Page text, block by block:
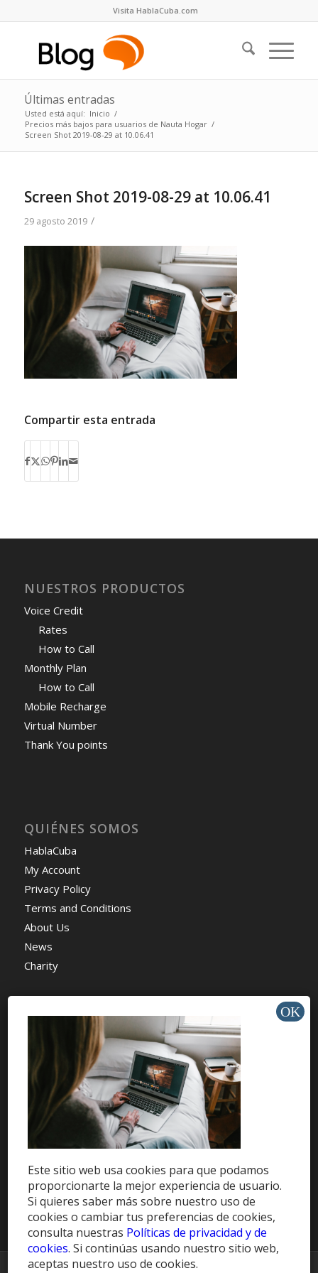
Visita HablaCuba.com
Últimas entradas
Usted está aquí: Inicio /
Precios más bajos para usuarios de Nauta Hogar /
Screen Shot 2019-08-29 at 10.06.41
Screen Shot 2019-08-29 at 10.06.41
29 agosto 2019 /
Compartir esta entrada
NUESTROS PRODUCTOS
Voice Credit
Rates
How to Call
Monthly Plan
How to Call
Mobile Recharge
Virtual Number
Thank You points
QUIÉNES SOMOS
HablaCuba
My Account
Privacy Policy
Terms and Conditions
About Us
News
Charity
AYUDA Y SOPORTE
Help Center
Support
Tutorials
Get Offers »
Este sitio web usa cookies para que podamos
proporcionarte la mejor experiencia de usuario.
Si quieres saber más sobre nuestro uso de
cookies o cambiar tus preferencias de cookies,
consulta nuestras Políticas de privacidad y de
cookies. Si continúas usando nuestro sitio web,
aceptas nuestro uso de cookies.